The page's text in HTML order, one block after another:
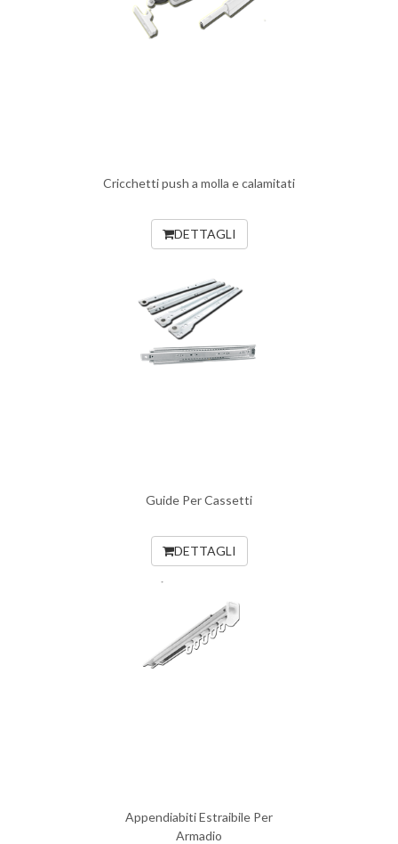
Cricchetti push a molla e calamitati
DETTAGLI
Guide Per Cassetti
DETTAGLI
Appendiabiti Estraibile Per
Armadio